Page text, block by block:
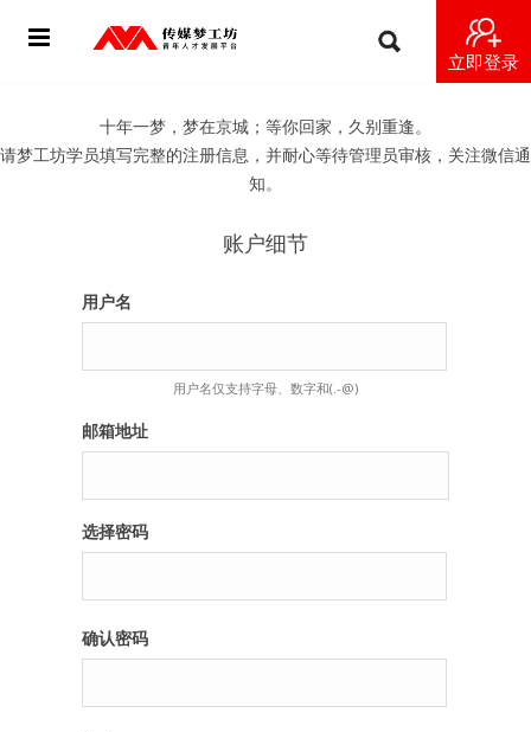
立即登录
纪录片2 青年人不同活法
十年一梦，梦在京城；等你回家，久别重逢。
请梦工坊学员填写完整的注册信息，并耐心等待管理员审核，关注微信通
知。
账户细节
用户名
用户名仅支持字母、数字和(.-@)
邮箱地址
选择密码
确认密码